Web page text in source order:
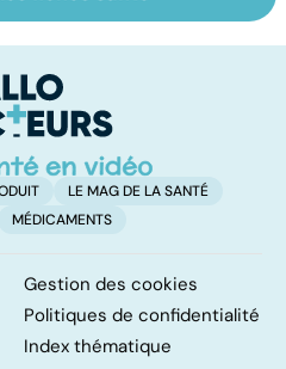
pour la vie
LE MAG DE LA SANTÉ
MÉDICAMENTS
Gestion des cookies
Politiques de confidentialité
Index thématique